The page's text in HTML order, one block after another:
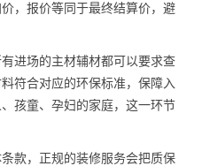
，报价等同于最终结算价，避
进场的主材辅材都可以要求查
符合对应的环保标准，保障入
孩童、孕妇的家庭，这一环节
款，正规的装修服务会把质保